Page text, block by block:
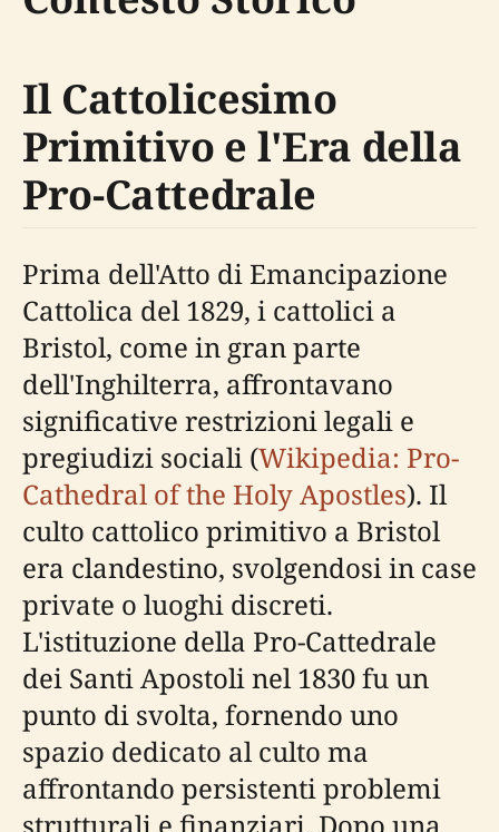
Il Cattolicesimo
Primitivo e l'Era della
Pro-Cattedrale
Prima dell'Atto di Emancipazione
Cattolica del 1829, i cattolici a
Bristol, come in gran parte
dell'Inghilterra, affrontavano
significative restrizioni legali e
pregiudizi sociali (Wikipedia: Pro-
Cathedral of the Holy Apostles). Il
culto cattolico primitivo a Bristol
era clandestino, svolgendosi in case
private o luoghi discreti.
L'istituzione della Pro-Cattedrale
dei Santi Apostoli nel 1830 fu un
punto di svolta, fornendo uno
spazio dedicato al culto ma
affrontando persistenti problemi
strutturali e finanziari. Dopo una